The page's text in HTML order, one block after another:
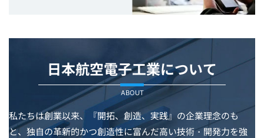
日本航空電子工業について
ABOUT
私たちは創業以来、『開拓、創造、実践』の企業理念のも
と、独自の革新的かつ創造性に富んだ高い技術・開発力を強